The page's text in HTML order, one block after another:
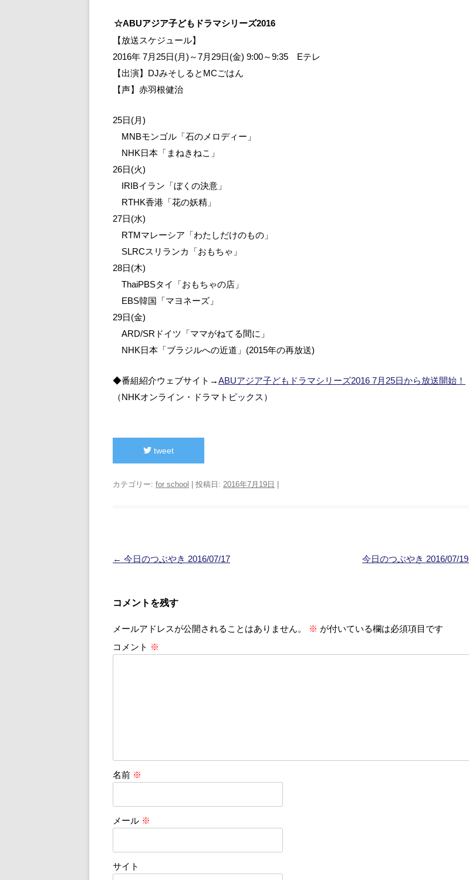
☆ABUアジア子どもドラマシリーズ2016
【放送スケジュール】
2016年 7月25日(月)～7月29日(金) 9:00～9:35 Eテレ
【出演】DJみそしるとMCごはん
【声】赤羽根健治
25日(月)
MNBモンゴル「石のメロディー」
NHK日本「まねきねこ」
26日(火)
IRIBイラン「ぼくの決意」
RTHK香港「花の妖精」
27日(水)
RTMマレーシア「わたしだけのもの」
SLRCスリランカ「おもちゃ」
28日(木)
ThaiPBSタイ「おもちゃの店」
EBS韓国「マヨネーズ」
29日(金)
ARD/SRドイツ「ママがねてる間に」
NHK日本「ブラジルへの近道」(2015年の再放送)
◆番組紹介ウェブサイト→ABUアジア子どもドラマシリーズ2016 7月25日から放送開始！
（NHKオンライン・ドラマトピックス）
tweet
カテゴリー: for school | 投稿日: 2016年7月19日
投
ゲ
ー
← 今日のつぶやき 2016/07/17 今日のつぶやき 2016/07/19
コメントを残す
メールアドレスが公開されることはありません。 ※ が付いている欄は必須項目です
コメント ※
名前 ※
メール ※
サイト